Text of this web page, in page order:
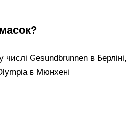
Gesundbrunnen в Берліні,
в Мюнхені